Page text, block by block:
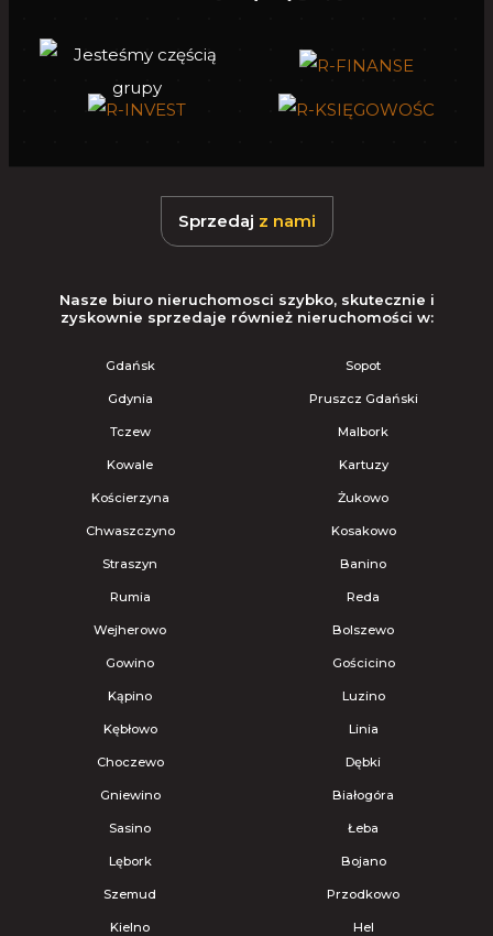
Sprzedaj z nami
Nasze biuro nieruchomosci szybko, skutecznie i
zyskownie sprzedaje również nieruchomości w:
Gdańsk Sopot
Gdynia Pruszcz Gdański
Tczew Malbork
Kowale Kartuzy
Kościerzyna Żukowo
Chwaszczyno Kosakowo
Straszyn Banino
Rumia Reda
Wejherowo Bolszewo
Gowino Gościcino
Kąpino Luzino
Kębłowo Linia
Choczewo Dębki
Gniewino Białogóra
Sasino Łeba
Lębork Bojano
Szemud Przodkowo
Kielno Hel